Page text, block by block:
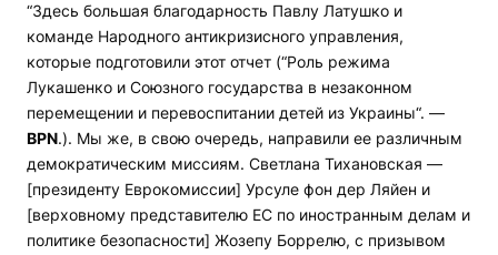
“Здесь большая благодарность Павлу Латушко и
команде Народного антикризисного управления,
которые подготовили этот отчет (“Роль режима
Лукашенко и Союзного государства в незаконном
перемещении и перевоспитании детей из Украины“. —
BPN.). Мы же, в свою очередь, направили ее различным
демократическим миссиям. Светлана Тихановская —
[президенту Еврокомиссии] Урсуле фон дер Ляйен и
[верховному представителю ЕС по иностранным делам и
политике безопасности] Жозепу Боррелю, с призывом